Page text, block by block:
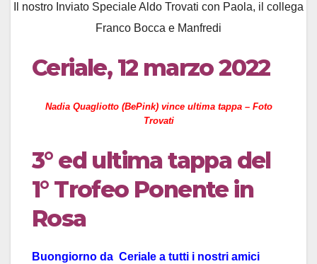
Il nostro Inviato Speciale Aldo Trovati con Paola, il collega
Franco Bocca e Manfredi
Ceriale, 12 marzo 2022
Nadia Quagliotto (BePink) vince ultima tappa – Foto
Trovati
3° ed ultima tappa del
1° Trofeo Ponente in
Rosa
Buongiorno da Ceriale a tutti i nostri amici